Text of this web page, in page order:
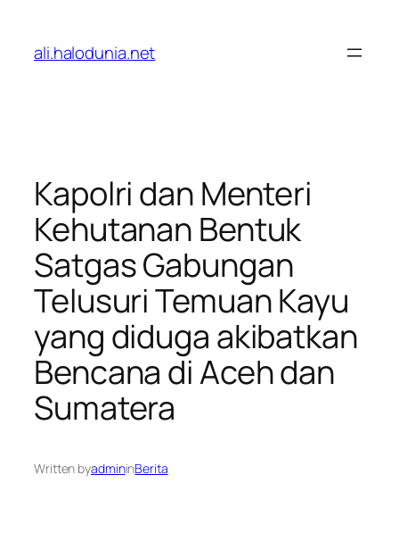
konten
ali.halodunia.net
Kapolri dan Menteri
Kehutanan Bentuk
Satgas Gabungan
Telusuri Temuan Kayu
yang diduga akibatkan
Bencana di Aceh dan
Sumatera
Written byadmininBerita